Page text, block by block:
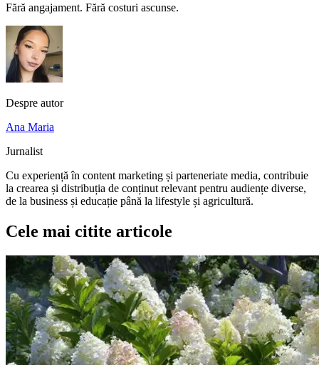
Fără angajament. Fără costuri ascunse.
Despre autor
Ana Maria
Jurnalist
Cu experiență în content marketing și parteneriate media, contribuie
la crearea și distribuția de conținut relevant pentru audiențe diverse,
de la business și educație până la lifestyle și agricultură.
Cele mai citite articole